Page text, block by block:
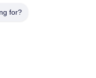
for?